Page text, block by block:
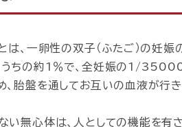
は、一卵性の双子（ふたご）の妊
ちの約1％で、全妊娠の1/
、胎盤を通してお互いの血液が行
無心体は、人としての機能を有さ